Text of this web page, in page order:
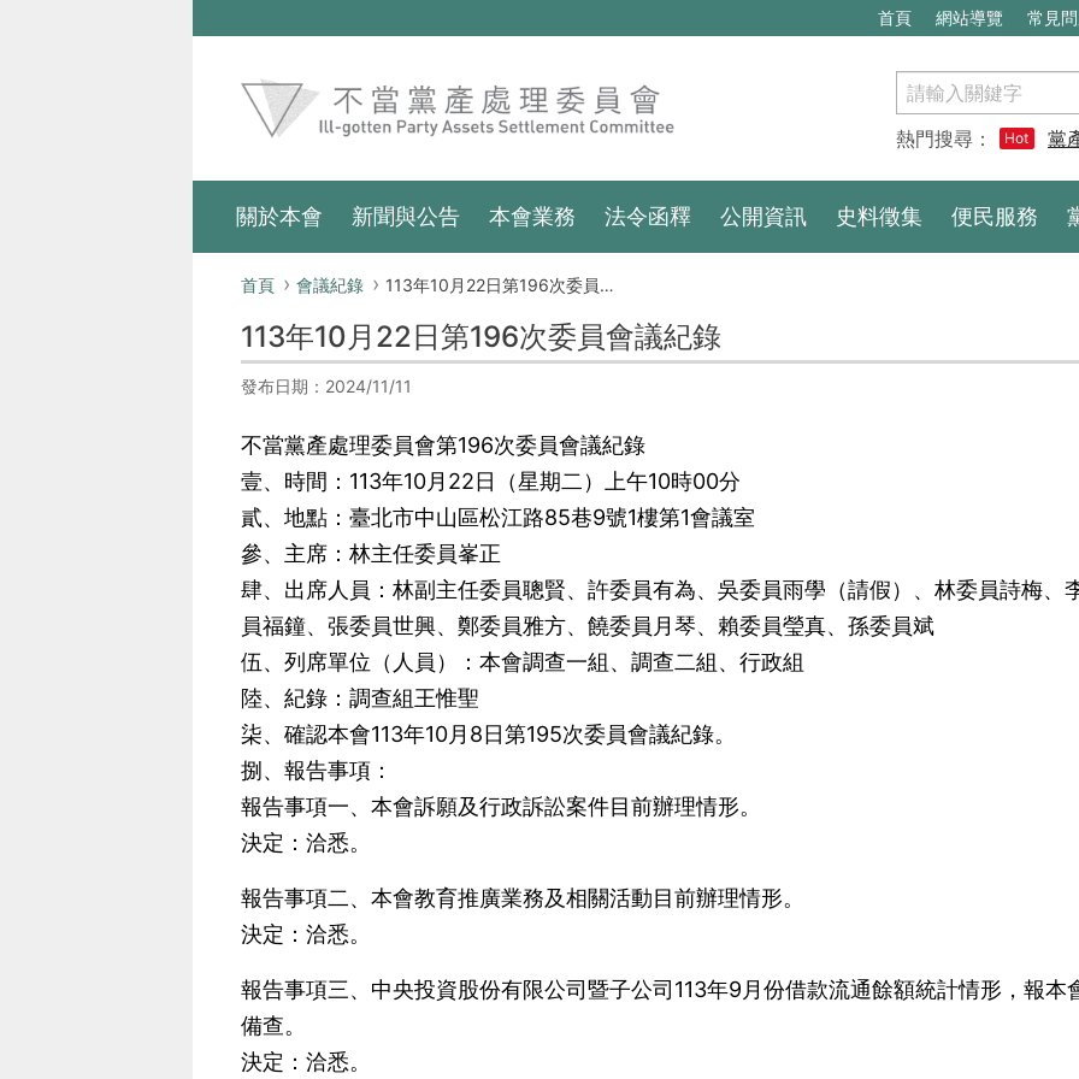
首頁 網站導覽 常見
搜
尋
熱門搜尋：
Hot 黨
關於本會 新聞與公告 本會業務 法令函釋 公開資訊 史料徵集 便民服務
首頁 會議紀錄 113年10月22日第196次委員會議紀錄
113年10月22日第196次委員會議紀錄
發布日期：2024/11/11
不當黨產處理委員會第196次委員會議紀錄
壹、時間：113年10月22日（星期二）上午10時00分
貳、地點：臺北市中山區松江路85巷9號1樓第1會議室
參、主席：林主任委員峯正
肆、出席人員：林副主任委員聰賢、許委員有為、吳委員雨學（請假）、林委員詩梅、
員福鐘、張委員世興、鄭委員雅方、饒委員月琴、賴委員瑩真、孫委員斌
伍、列席單位（人員）：本會調查一組、調查二組、行政組
陸、紀錄：調查組王惟聖
柒、確認本會113年10月8日第195次委員會議紀錄。
捌、報告事項：
報告事項一、本會訴願及行政訴訟案件目前辦理情形。
決定：洽悉。
報告事項二、本會教育推廣業務及相關活動目前辦理情形。
決定：洽悉。
報告事項三、中央投資股份有限公司暨子公司113年9月份借款流通餘額統計情形，報本
備查。
決定：洽悉。